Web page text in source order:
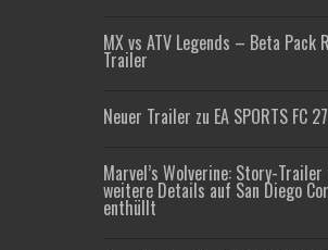
MX vs ATV Legends – Beta Pack
Trailer
Neuer Trailer zu EA SPORTS FC 27
Marvel’s Wolverine: Story-Trailer
weitere Details auf San Diego
enthüllt